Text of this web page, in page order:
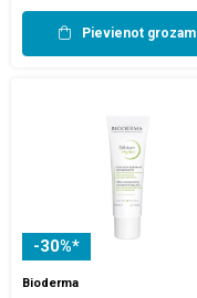
Pievienot grozam
-30%*
Bioderma